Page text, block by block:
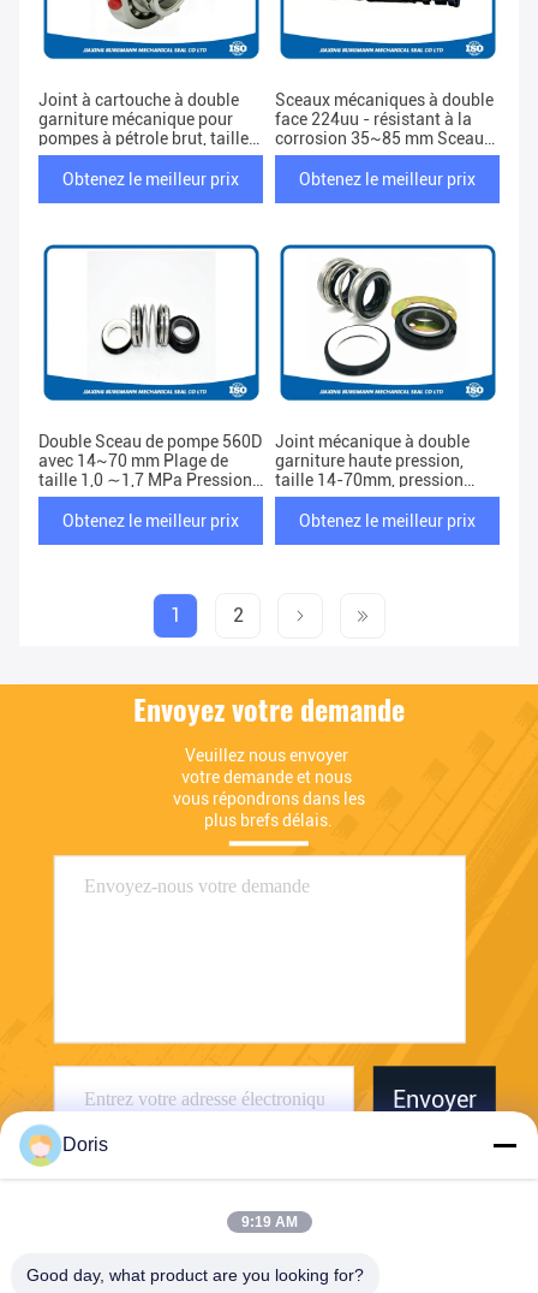
Joint à cartouche à double
garniture mécanique pour
pompes à pétrole brut, tailles
25~120mm et pression
jusqu'à 4MPa
Obtenez le meilleur prix
Sceaux mécaniques à double
face 224uu - résistant à la
corrosion 35~85 mm Sceaux
d'arbre pour pompes à vitesse
de 3000 r/min
Obtenez le meilleur prix
Double Sceau de pompe 560D
avec 14~70 mm Plage de
taille 1,0 ∼1,7 MPa Pression
et vitesse de 12 m/s pour les
applications à haute pression
Obtenez le meilleur prix
Joint mécanique à double
garniture haute pression,
taille 14-70mm, pression
1,0–1,7 MPa pour une
performance optimale
Obtenez le meilleur prix
1 2
Envoyez votre demande
Veuillez nous envoyer
votre demande et nous
vous répondrons dans les
plus brefs délais.
Envoyer
Jiaxing Burgmann Mechanical Seal Co., Ltd.
Doris
9:19 AM
Good day, what product are you looking for?